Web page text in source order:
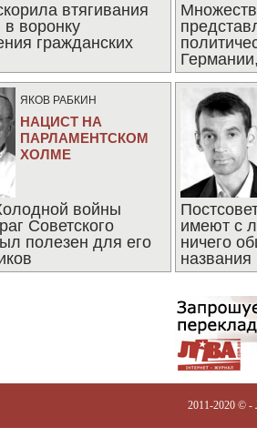
втягивания
воронку
гражданских
ЯКОВ РАБКИН
НАЦИСТ НА
ПАРЛАМЕНТСКОМ
ХОЛМЕ
войны
Советского
полезен для его
имеют с
ничего
названия
2011-2020 © -